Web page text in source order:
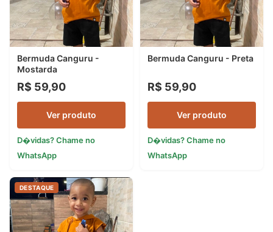
Bermuda Canguru -
Mostarda
R$ 59,90
Ver produto
D�vidas? Chame no
WhatsApp
Bermuda Canguru - Preta
R$ 59,90
Ver produto
D�vidas? Chame no
WhatsApp
DESTAQUE